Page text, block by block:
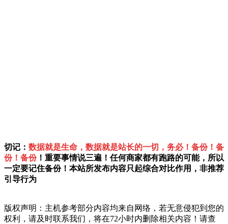
切记： 数据就是生命，数据就是站长的一切，务必！备份！备
份！备份！重要事情说三遍！任何商家都有跑路的可能，所以
一定要记住备份！本站所发布内容只起综合对比作用，非推荐
引导行为
版权声明：主机参考部分内容均来自网络，若无意侵犯到您的
权利，请及时联系我们，将在72小时内删除相关内容！请查